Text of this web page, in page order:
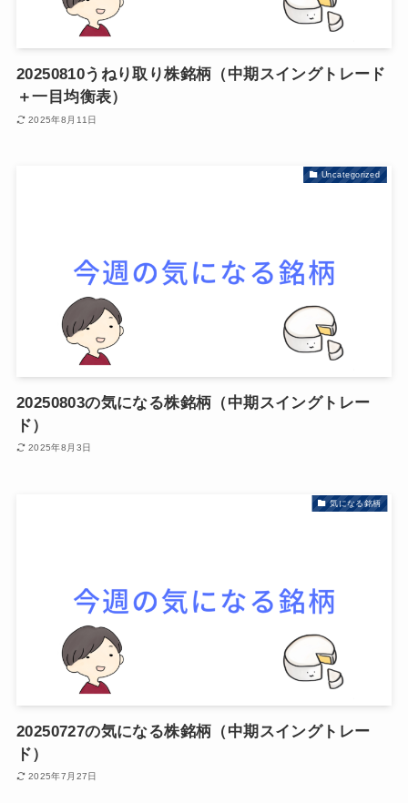
20250810うねり取り株銘柄（中期スイングトレード
＋一目均衡表）
2025年8月11日
Uncategorized
20250803の気になる株銘柄（中期スイングトレー
ド）
2025年8月3日
気になる銘柄
20250727の気になる株銘柄（中期スイングトレー
ド）
2025年7月27日